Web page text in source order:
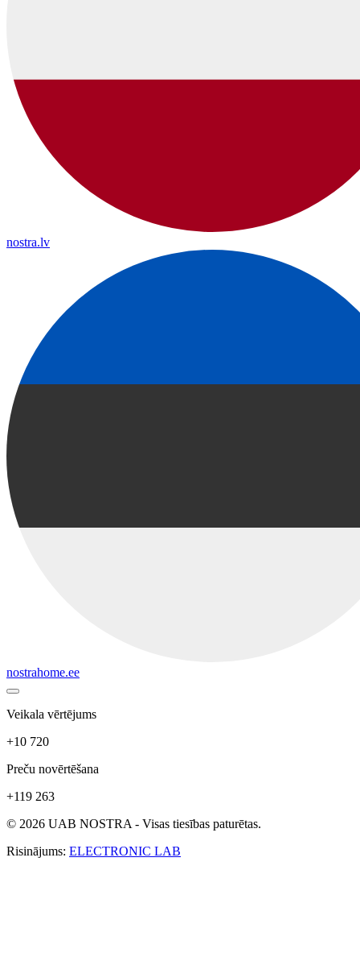
nostra.lv
nostrahome.ee
Veikala vērtējums
+10 720
Preču novērtēšana
+119 263
© 2026 UAB NOSTRA - Visas tiesības paturētas.
Risinājums: ELECTRONIC LAB